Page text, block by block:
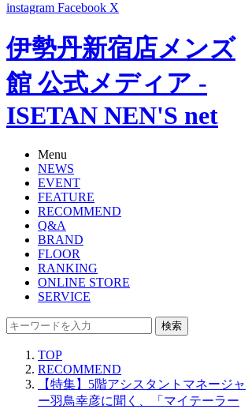
instagram Facebook X
伊勢丹新宿店メンズ
館 公式メディア -
ISETAN NEN'S net
Menu
NEWS
EVENT
FEATURE
RECOMMEND
Q&A
BRAND
FLOOR
RANKING
ONLINE STORE
SERVICE
検索
TOP
RECOMMEND
【特集】5階アシスタントマネージャ
ー羽鳥幸彦に聞く、「マイテーラー